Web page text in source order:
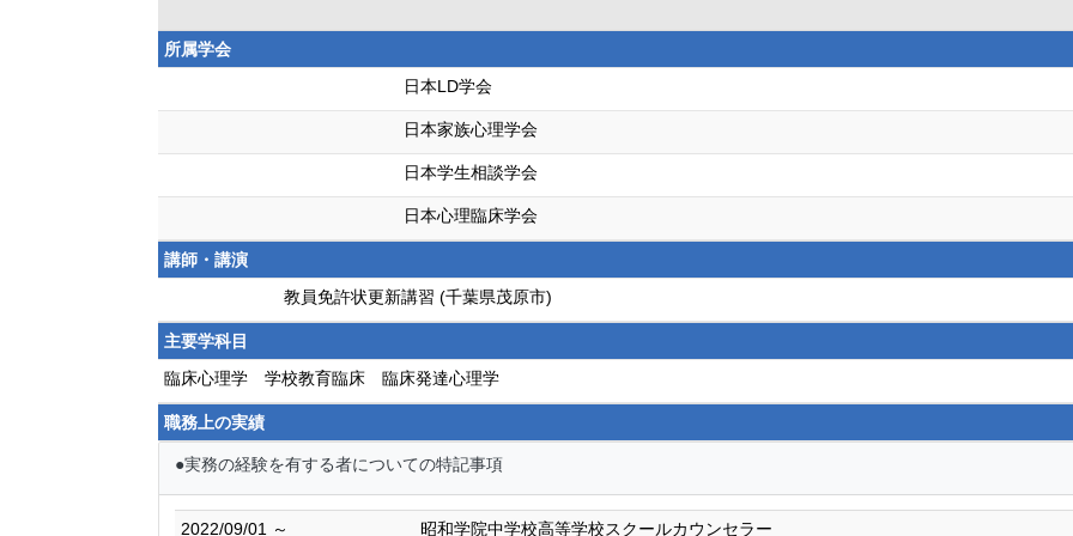
所属学会
日本LD学会
日本家族心理学会
日本学生相談学会
日本心理臨床学会
講師・講演
教員免許状更新講習 (千葉県茂原市)
主要学科目
臨床心理学 学校教育臨床 臨床発達心理学
職務上の実績
●実務の経験を有する者についての特記事項
2022/09/01 ～ 昭和学院中学校高等学校スクールカウンセラー